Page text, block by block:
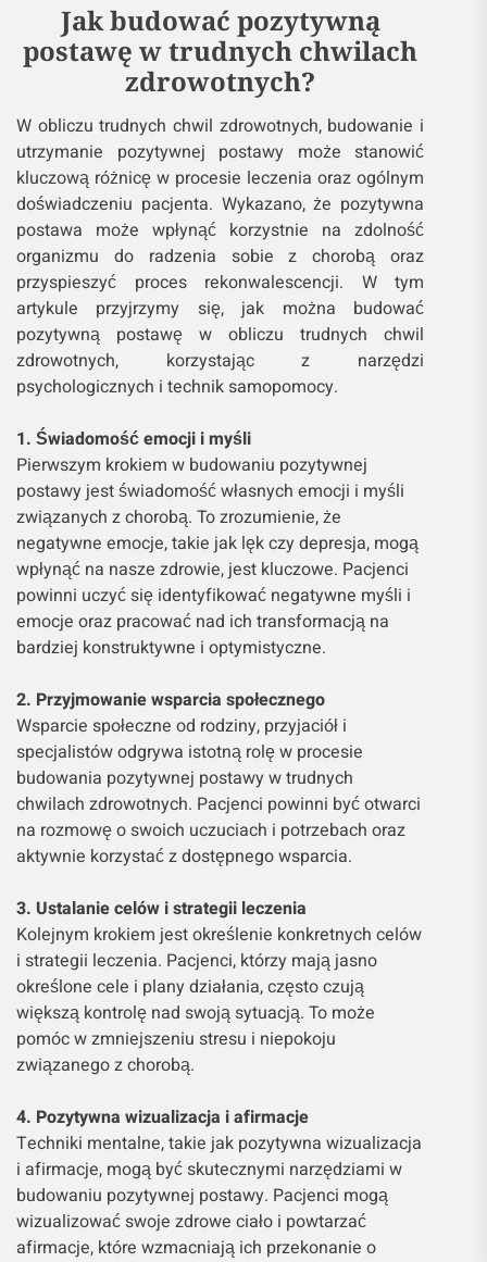
Jak budować pozytywną
postawę w trudnych chwilach
zdrowotnych?
W obliczu trudnych chwil zdrowotnych, budowanie i
utrzymanie pozytywnej postawy może stanowić
kluczową różnicę w procesie leczenia oraz ogólnym
doświadczeniu pacjenta. Wykazano, że pozytywna
postawa może wpłynąć korzystnie na zdolność
organizmu do radzenia sobie z chorobą oraz
przyspieszyć proces rekonwalescencji. W tym
artykule przyjrzymy się, jak można budować
pozytywną postawę w obliczu trudnych chwil
zdrowotnych, korzystając z narzędzi
psychologicznych i technik samopomocy.
1. Świadomość emocji i myśli
Pierwszym krokiem w budowaniu pozytywnej
postawy jest świadomość własnych emocji i myśli
związanych z chorobą. To zrozumienie, że
negatywne emocje, takie jak lęk czy depresja, mogą
wpłynąć na nasze zdrowie, jest kluczowe. Pacjenci
powinni uczyć się identyfikować negatywne myśli i
emocje oraz pracować nad ich transformacją na
bardziej konstruktywne i optymistyczne.
2. Przyjmowanie wsparcia społecznego
Wsparcie społeczne od rodziny, przyjaciół i
specjalistów odgrywa istotną rolę w procesie
budowania pozytywnej postawy w trudnych
chwilach zdrowotnych. Pacjenci powinni być otwarci
na rozmowę o swoich uczuciach i potrzebach oraz
aktywnie korzystać z dostępnego wsparcia.
3. Ustalanie celów i strategii leczenia
Kolejnym krokiem jest określenie konkretnych celów
i strategii leczenia. Pacjenci, którzy mają jasno
określone cele i plany działania, często czują
większą kontrolę nad swoją sytuacją. To może
pomóc w zmniejszeniu stresu i niepokoju
związanego z chorobą.
4. Pozytywna wizualizacja i afirmacje
Techniki mentalne, takie jak pozytywna wizualizacja
i afirmacje, mogą być skutecznymi narzędziami w
budowaniu pozytywnej postawy. Pacjenci mogą
wizualizować swoje zdrowe ciało i powtarzać
afirmacje, które wzmacniają ich przekonanie o